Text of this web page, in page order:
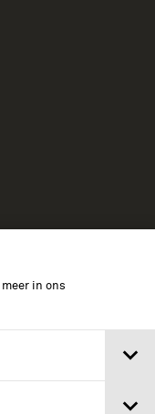
in ons
Defensiemusea,